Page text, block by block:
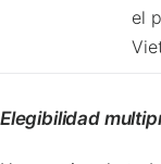
el
Elegibilidad